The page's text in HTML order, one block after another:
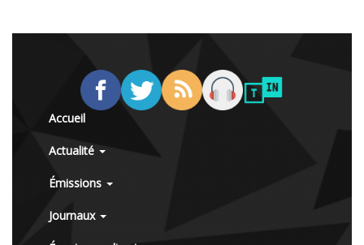
Accueil
Actualité
Émissions
Journaux